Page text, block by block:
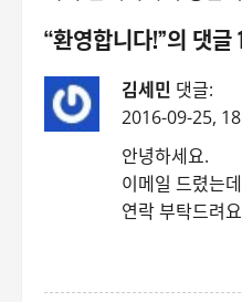
“환영합니다!”의 댓글
김세민 댓글:
2016-09-25,
안녕하세요.
이메일 드렸는
연락 부탁드려